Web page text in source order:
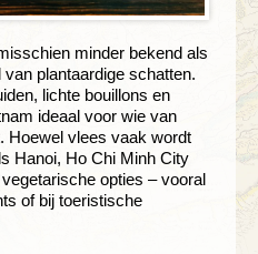
minder bekend als
plantaardige schatten.
lichte bouillons en
ideaal voor wie van
Hoewel vlees vaak wordt
Hanoi, Ho Chi Minh City
opties – vooral
of bij toeristische